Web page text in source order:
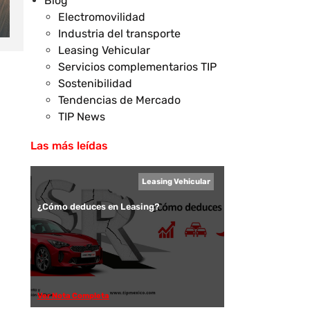
Electromovilidad
Industria del transporte
Leasing Vehicular
Servicios complementarios TIP
Sostenibilidad
Tendencias de Mercado
TIP News
Las más leídas
Leasing Vehicular
¿Cómo deduces en Leasing?
Ver Nota Completa